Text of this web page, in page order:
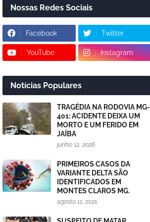
Nossas Redes Sociais
Facebook Twitter
YouTube Instagram
Notícias Populares
TRAGÉDIA NA RODOVIA MG-
401: ACIDENTE DEIXA UM
MORTO E UM FERIDO EM
JAÍBA
junho 12, 2026
PRIMEIROS CASOS DA
VARIANTE DELTA SÃO
IDENTIFICADOS EM
MONTES CLAROS MG.
agosto 11, 2021